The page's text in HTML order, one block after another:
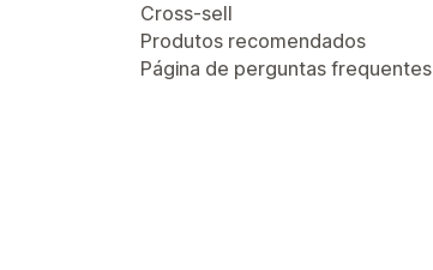
Cross-sell
Produtos recomendados
Página de perguntas frequentes